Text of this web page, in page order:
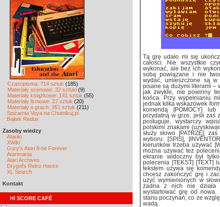
Czasopisma: 714 sztuk (185)
Materiały scenowe: 32 sztuki (9)
Materiały książkowe: 141 sztuk (55)
Materiały firmowe: 27 sztuk (20)
Materiały o grach: 351 sztuk (211)
Spiżarnia Voya na Chomikuj.pl
Bajtek Redux
Zasoby wiedzy
Atariki
XWiki
Gury's Atari 8-bit Forever
Atarimania
Atari Archives
Drygol's Retro Hacks
XL Search
Kontakt
HI SCORE CAFÉ
Tą grę udało mi się
całości. Nie wszystkie
wykonać, ale bez ich
sobą powiązane i nie
wydać, umieszczone są
pisane są dużymi literami –
jak zwykle, nie powinny
końca. Przy wypełnianiu
jednak kilka wskazówek
komendą [POMOCY]
przydatną w grze, jeśli zaś
posługuje, wystarczy
polskimi znakami
służy słowo [PATRZĘ],
wyboru: [SPIS],
kierunków trzeba używać
można używać też
ekranie widoczny był
polecenia [TEKST] [TEXT]
tekstem używa się
chcesz zakończyć grę i
użyć wymienionych w
żadna z nich nie działa
wystartować grę od nowa.
stanu poczynań, co ze
wadą.